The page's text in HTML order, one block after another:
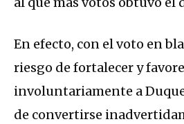
En efecto, con el voto en
riesgo de fortalecer y
involuntariamente a
de convertirse